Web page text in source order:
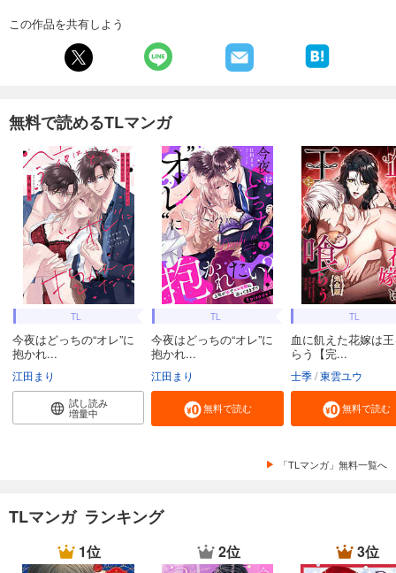
この作品を共有しよう
無料で読めるTLマンガ
TL
今夜はどっちの“オレ”に
抱かれ...
江田まり
試し読み
増量中
TL
今夜はどっちの“オレ”に
抱かれ...
江田まり
無料で読む
TL
血に飢えた花嫁は
らう【完...
士季 東雲ユウ
無料で読む
「TLマンガ」無料一覧へ
TLマンガ ランキング
1位 2位 3位